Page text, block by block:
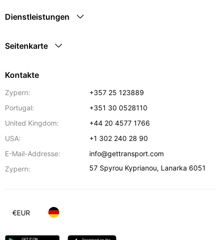
Dienstleistungen
Seitenkarte
Kontakte
Zypern:
+357 25 123889
Portugal:
+351 30 0528110
United Kingdom:
+44 20 4577 1766
USA:
+1 302 240 28 90
E-Mail-Addresse:
info@gettransport.com
Zypern:
57 Spyrou Kyprianou, Lanarka 6051
€EUR